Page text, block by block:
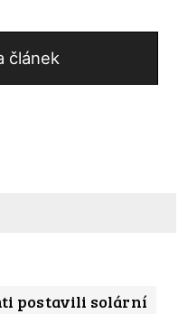
článek
postavili solární